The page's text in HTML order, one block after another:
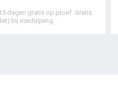
dagen gratis op proef. Gratis
bij inschrijving.